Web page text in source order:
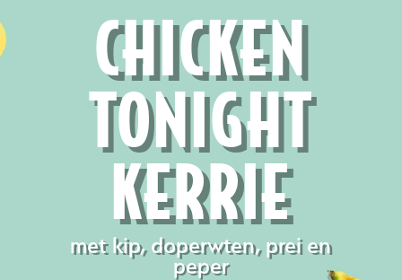
CHICKEN
TONIGHT
KERRIE
met kip, doperwten, prei en
peper